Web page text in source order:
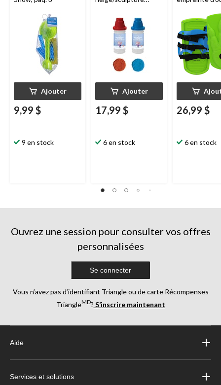
Ajouter
9,99 $
9 en stock
Snow Fun, jouets
pour la neige
extérieur, varié
Ajouter
17,99 $
6 en stock
enfants Snow
Stompers
fixations
ans et plus
26,99 $
6 en stock
Ouvrez une session pour consulter vos offres
personnalisées
Se connecter
Vous n’avez pas d’identifiant Triangle ou de carte Récompenses
TriangleMD? S’inscrire maintenant
Aide
Services et solutions